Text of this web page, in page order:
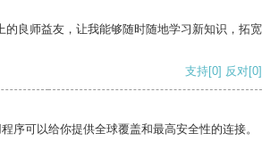
的良师益友，让我能够随时随地学习新知识，拓宽
支持[0] 反对[0]
序可以给你提供全球覆盖和最高安全性的连接。